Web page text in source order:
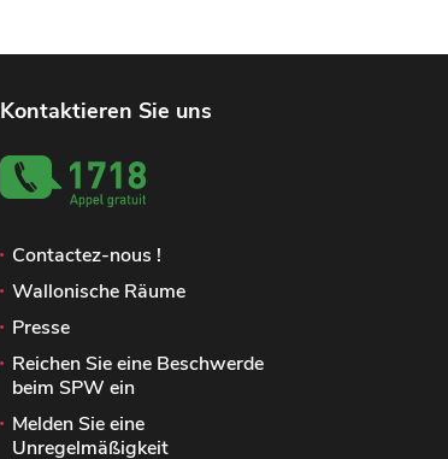
Kontaktieren Sie uns
Contactez-nous !
Wallonische Räume
Presse
Reichen Sie eine Beschwerde
beim SPW ein
Melden Sie eine
Unregelmäßigkeit